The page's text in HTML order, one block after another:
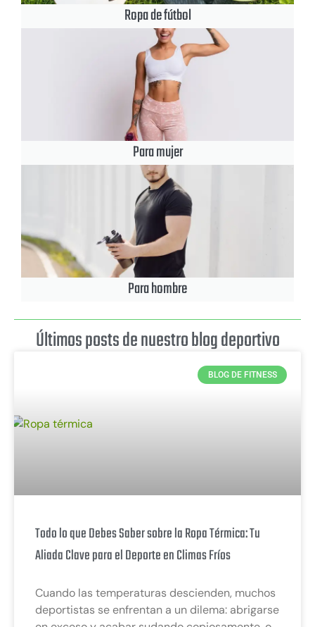
Ropa de fútbol
Para mujer
Para hombre
Últimos posts de nuestro blog deportivo
BLOG DE FITNESS
Todo lo que Debes Saber sobre la Ropa Térmica: Tu
Aliada Clave para el Deporte en Climas Fríos
Cuando las temperaturas descienden, muchos
deportistas se enfrentan a un dilema: abrigarse